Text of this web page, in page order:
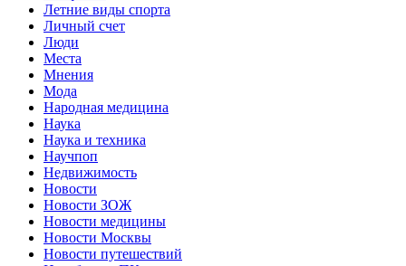
Летние виды спорта
Личный счет
Люди
Места
Мнения
Мода
Народная медицина
Наука
Наука и техника
Научпоп
Недвижимость
Новости
Новости ЗОЖ
Новости медицины
Новости Москвы
Новости путешествий